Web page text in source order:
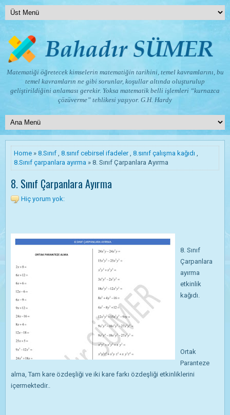
Matematiği öğretecek kimselerin matematiğin tarihini, temel kavramlarını, bu
temel kavramların ne gibi sorunlar, koşullar altında oluşturulup
geliştirildiğini anlaması gerekir. Yoksa matematik belli işlemleri “kurnazca
çözüverme” tehlikesi yaşıyor. G.H. Hardy
Home » 8.Sınıf , 8.sınıf cebirsel ifadeler, 8.sınıf çalışma kağıdı ,
8.Sınıf çarpanlara ayırma » 8. Sınıf Çarpanlara Ayırma
8. Sınıf Çarpanlara Ayırma
Hiç yorum yok:
8. Sınıf
Çarpanlara
ayırma
etkinlik
kağıdı.
Ortak
Paranteze
alma, Tam kare özdeşliği ve iki kare farkı özdeşliği etkinliklerini
içermektedir..